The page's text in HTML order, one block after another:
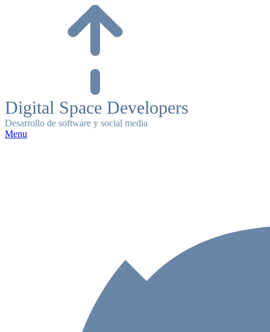
Digital Space Developers
Desarrollo de software y social media
Menu